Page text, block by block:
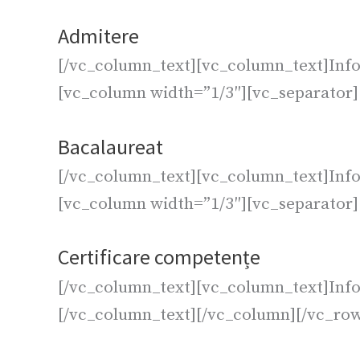
Admitere
[/
[vc_column width=”1/
Bacalaureat
[/
[vc_column width=”1/
Certificare competențe
[/
[/vc_column_text][/vc_column][/